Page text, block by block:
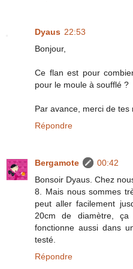
Dyaus 22:53
Bonjour,
Ce flan est pour
pour le moule à soufflé ?
Par avance, merci de tes
Répondre
Bergamote
00:42
Bonsoir Dyaus. Chez
8. Mais nous sommes
peut aller facilement
20cm de diamètre,
fonctionne aussi dans
testé.
Répondre